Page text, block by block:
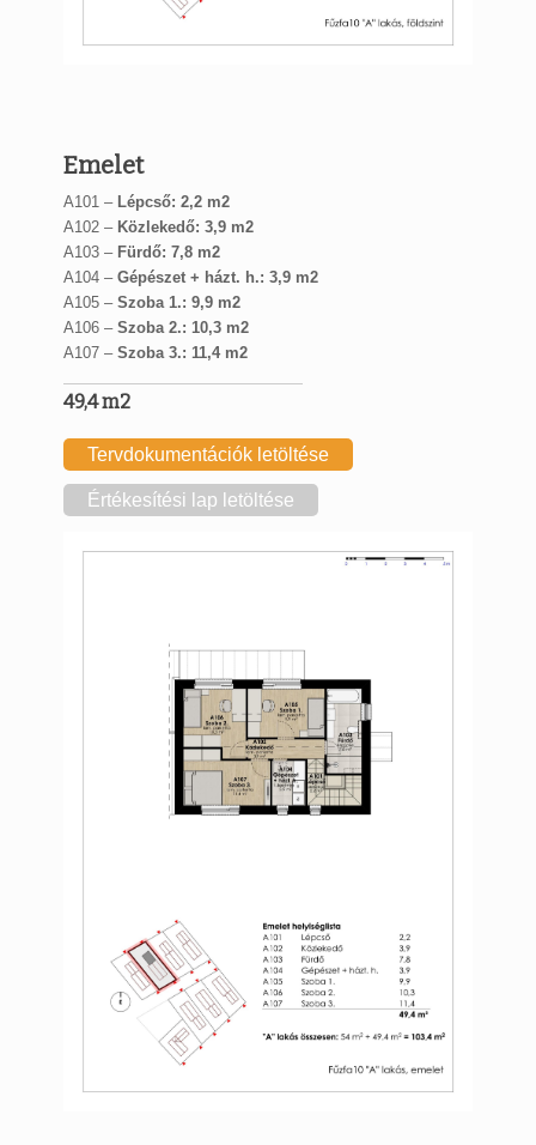
Emelet
A101 – Lépcső: 2,2 m2
A102 – Közlekedő: 3,9 m2
A103 – Fürdő: 7,8 m2
A104 – Gépészet + házt. h.: 3,9 m2
A105 – Szoba 1.: 9,9 m2
A106 – Szoba 2.: 10,3 m2
A107 – Szoba 3.: 11,4 m2
49,4 m2
Tervdokumentációk letöltése
Értékesítési lap letöltése